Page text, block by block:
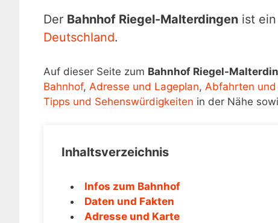
Der Bahnhof Riegel-Malterdingen ist
Deutschland.
Auf dieser Seite zum Bahnhof Riegel-
Bahnhof, Adresse und Lageplan, Abfahrten
Tipps und Sehenswürdigkeiten in der Nähe
Inhaltsverzeichnis
Infos zum Bahnhof
Daten und Fakten
Adresse und Karte